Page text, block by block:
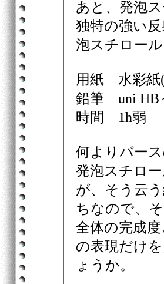
あと、発泡
独特の強い
泡スチロー
用紙 水彩紙
鉛筆 uni HB
時間 1h弱
何よりパー
発泡スチロ
が、そう云
ちなので、
全体の完成
の表現だけ
ょうか。